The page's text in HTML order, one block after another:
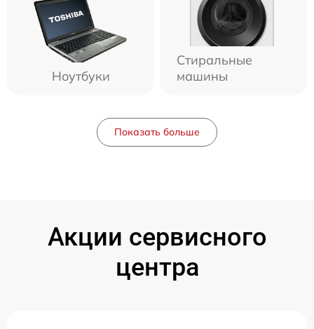
Ноутбуки
Стиральные
машины
Показать больше
Акции сервисного
центра